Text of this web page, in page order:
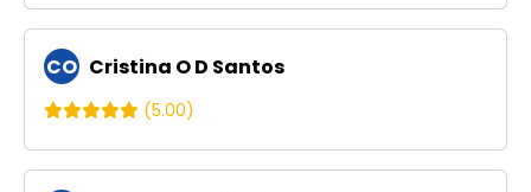
CO Cristina O D Santos
(5.00)